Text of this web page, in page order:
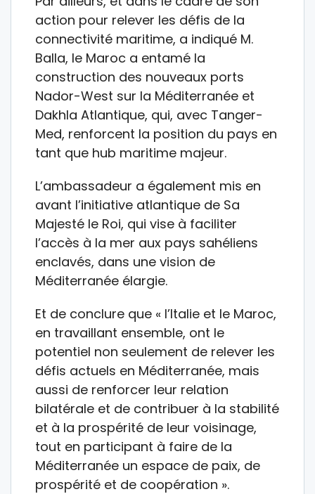
action pour relever les défis de la
connectivité maritime, a indiqué M.
Balla, le Maroc a entamé la
construction des nouveaux ports
Nador-West sur la Méditerranée et
Dakhla Atlantique, qui, avec Tanger-
Med, renforcent la position du pays en
tant que hub maritime majeur.
L’ambassadeur a également mis en
avant l’initiative atlantique de Sa
Majesté le Roi, qui vise à faciliter
l’accès à la mer aux pays sahéliens
enclavés, dans une vision de
Méditerranée élargie.
Et de conclure que « l’Italie et le Maroc,
en travaillant ensemble, ont le
potentiel non seulement de relever les
défis actuels en Méditerranée, mais
aussi de renforcer leur relation
bilatérale et de contribuer à la stabilité
et à la prospérité de leur voisinage,
tout en participant à faire de la
Méditerranée un espace de paix, de
prospérité et de coopération ».